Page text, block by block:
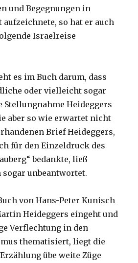
und Begegnungen in
so hat er auch
Israelreise
es im Buch darum, dass
oder vielleicht sogar
Heideggers
aber so wie erwartet nicht
Brief Heideggers,
für den Einzeldruck des
bedankte, ließ
unbeantwortet.
von Hans-Peter Kunisch
Heideggers eingeht und
Verflechtung in den
thematisiert, liegt die
übe weite Züge